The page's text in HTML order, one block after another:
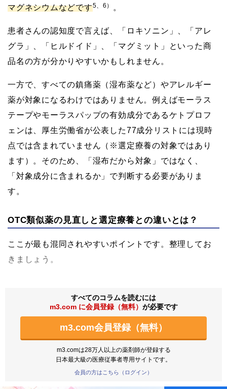
マグネシウムなどです5、6） 。
患者さんの認知度で言えば、「ロキソニン」、「アレ
グラ」、「ヒルドイド」、「マグミット」といった商
品名の方が分かりやすいかもしれません。
一方で、すべての鎮痛薬（湿布薬など）やアレルギー
薬が対象になるわけではありません。例えばモーラス
テープやモーラスパップの有効成分であるケトプロフ
ェンは、厚生労働省が公表した77成分リストには現時
点では含まれていません（※選定療養の対象ではあり
ます）。そのため、「湿布だから対象」ではなく、
「対象成分に含まれるか」で判断する必要がありま
す。
OTC類似薬の見直しと選定療養との違いとは？
ここが最も混同されやすいポイントです。整理してお
きましょう。
すべてのコラムを読むには
m3.com に会員登録（無料） が必要です
m3.com会員登録（無料）
m3.comは28万人以上の薬剤師が登録する
日本最大級の医療従事者専用サイトです。
会員の方はこちら（ログイン）